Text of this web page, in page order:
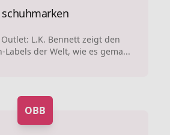
schuhmarken
L.K. Bennett zeigt den
Labels der Welt, wie es gema...
OBB